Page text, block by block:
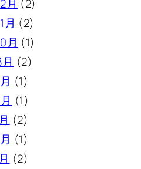
月 (2)
月 (2)
月 (1)
(2)
(1)
(1)
(2)
(1)
(2)